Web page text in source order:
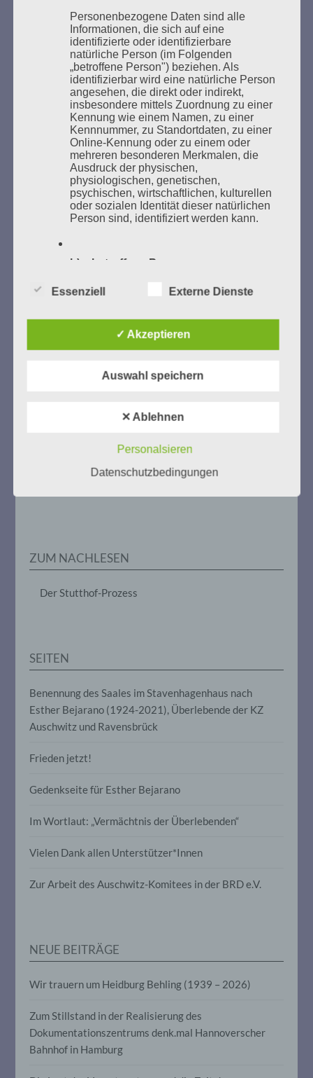
Donnerstag, 21. Mai 2026, 11 – 18 Uhr
Zum 26. Mal gibt es eine Marathonlesung anlässlich
des Gedenkens an die Verbrennung von Büchern am
Kaifu-Ufer – genau an dem Ort, wo im Mai 1933 NS-
Studentenorganisationen und Burschenschaftler
Bücher verbrannten.
Weitere Informationen: lesezeichen-setzen.de
GEDENKEN UND ERINNERN BEGINNT IN
UNSERER NACHBARSCHAFT
Zum 13. Monat des Gedenkens in Hamburg-
Gedenken als Erinnerung für eine Zukunft, die ein
Vom 20. April bis 14. Juni 2026
Weitere Informationen:gedenken-eimsbuettel.de
ZUM NACHLESEN
Der Stutthof-Prozess
SEITEN
Benennung des Saales im Stavenhagenhaus nach
Esther Bejarano (1924-2021), Überlebende der KZ
Auschwitz und Ravensbrück
Frieden jetzt!
Gedenkseite für Esther Bejarano
Im Wortlaut: „Vermächtnis der Überlebenden“
Vielen Dank allen Unterstützer*Innen
Zur Arbeit des Auschwitz-Komitees in der BRD e.V.
NEUE BEITRÄGE
Wir trauern um Heidburg Behling (1939 – 2026)
Zum Stillstand in der Realisierung des
Dokumentationszentrums denk.mal Hannoverscher
Bahnhof in Hamburg
Personenbezogene Daten sind alle
Informationen, die sich auf eine
identifizierte oder identifizierbare
natürliche Person (im Folgenden
„betroffene Person") beziehen. Als
identifizierbar wird eine natürliche Person
angesehen, die direkt oder indirekt,
insbesondere mittels Zuordnung zu einer
Kennung wie einem Namen, zu einer
Kennnummer, zu Standortdaten, zu einer
Online-Kennung oder zu einem oder
mehreren besonderen Merkmalen, die
Ausdruck der physischen,
physiologischen, genetischen,
psychischen, wirtschaftlichen, kulturellen
oder sozialen Identität dieser natürlichen
Person sind, identifiziert werden kann.
b) betroffene Person
Betroffene Person ist jede identifizierte
deren personenbezogene Daten von dem
für die Verarbeitung Verantwortlichen
Verarbeitung ist jeder mit oder ohne Hilfe
Vorgang oder jede solche Vorgangsreihe
personenbezogenen Daten wie das
das Ordnen, die Speicherung, die
Bereitstellung, den Abgleich oder die
Verknüpfung, die Einschränkung, das
personenbezogener Daten mit dem Ziel,
ihre künftige Verarbeitung einzuschränken.
Verarbeitung personenbezogener Daten,
personenbezogenen Daten verwendet
werden, um bestimmte persönliche
Person beziehen, zu bewerten,
Arbeitsleistung, wirtschaftlicher Lage,
Gesundheit, persönlicher Vorlieben,
vorherzusagen.
f) Pseudonymisierung
Pseudonymisierung ist die Verarbeitung
personenbezogener Daten in einer Weise,
auf welche die personenbezogenen Daten
ohne Hinzuziehung zusätzlicher
Essenziell Externe Dienste
✓ Akzeptieren
Auswahl speichern
✕ Ablehnen
Personalsieren
Datenschutzbedingungen